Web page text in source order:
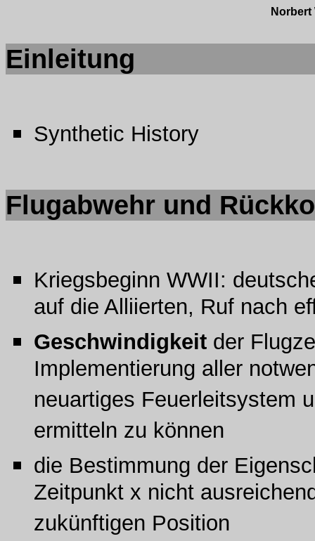
Norbert
Einleitung
Synthetic History
Flugabwehr und
Kriegsbeginn WWII:
auf die Alliierten, Ruf nach
Geschwindigkeit der
Implementierung aller
neuartiges Feuerleitsystem
ermitteln zu können
die Bestimmung der
Zeitpunkt x nicht
zukünftigen Position